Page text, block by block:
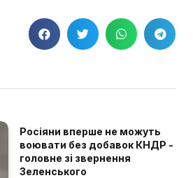
Росіяни вперше не можуть
воювати без добавок КНДР -
головне зі звернення
Зеленського